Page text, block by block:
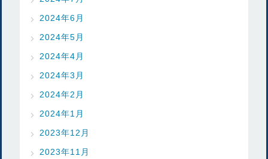
2024年6月
2024年5月
2024年4月
2024年3月
2024年2月
2024年1月
2023年12月
2023年11月